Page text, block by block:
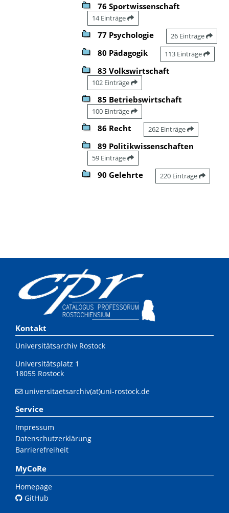
76 Sportwissenschaft
14 Einträge
77 Psychologie 26 Einträge
80 Pädagogik 113 Einträge
83 Volkswirtschaft
102 Einträge
85 Betriebswirtschaft
100 Einträge
86 Recht 262 Einträge
89 Politikwissenschaften
59 Einträge
90 Gelehrte 220 Einträge
Kontakt
Universitätsarchiv Rostock
Universitätsplatz 1
18055 Rostock
universitaetsarchiv(at)uni-rostock.de
Service
Impressum
Datenschutzerklärung
Barrierefreiheit
MyCoRe
Homepage
GitHub